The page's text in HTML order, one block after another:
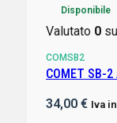
Disponibile
Valutato 0
COMSB2
COMET SB-
34,00 € Iva